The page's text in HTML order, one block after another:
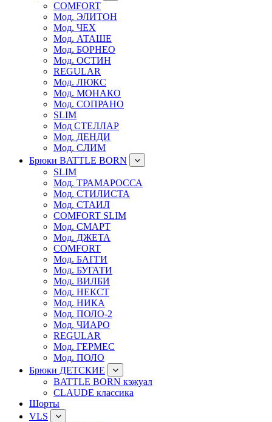
COMFORT
Мод. ЭЛИТОН
Мод. ЧЕХ
Мод. АТАШЕ
Мод. БОРНЕО
Мод. ОСТИН
REGULAR
Мод. ЛЮКС
Мод. МОНАКО
Мод. СОПРАНО
SLIM
Мод СТЕЛЛАР
Мод. ДЕНДИ
Мод. СЛИМ
Брюки BATTLE BORN
SLIM
Мод. ТРАМАРОССА
Мод. СТИЛИСТА
Мод. СТАИЛ
COMFORT SLIM
Мод. СМАРТ
Мод. ДЖЕТА
COMFORT
Мод. БАГГИ
Мод. БУГАТИ
Мод. ВИЛБИ
Мод. НЕКСТ
Мод. НИКА
Мод. ПОЛО-2
Мод. ЧИАРО
REGULAR
Мод. ГЕРМЕС
Мод. ПОЛО
Брюки ДЕТСКИЕ
BATTLE BORN кэжуал
CLAUDE классика
Шорты
VLS